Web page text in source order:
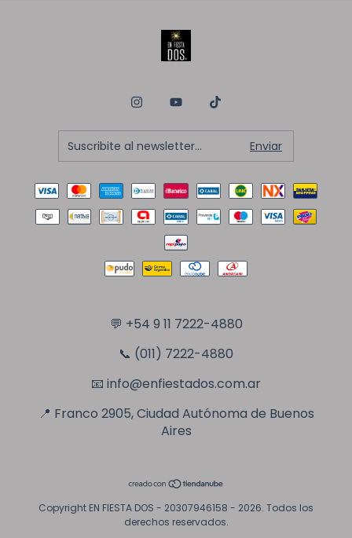
💬 +54 9 11 7222-4880
📞 (011) 7222-4880
📧 info@enfiestados.com.ar
📍 Franco 2905, Ciudad Autónoma de Buenos
Aires
Copyright EN FIESTA DOS - 20307946158 - 2026. Todos los
derechos reservados.